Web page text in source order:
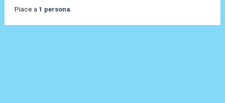
Piace a 1 persona.